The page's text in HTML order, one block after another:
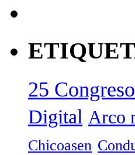
25
Digital Arco
Chicoasen